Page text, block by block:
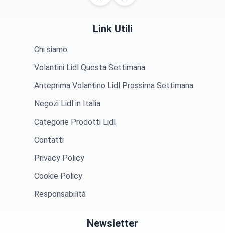
Link Utili
Chi siamo
Volantini Lidl Questa Settimana
Anteprima Volantino Lidl Prossima Settimana
Negozi Lidl in Italia
Categorie Prodotti Lidl
Contatti
Privacy Policy
Cookie Policy
Responsabilità
Newsletter